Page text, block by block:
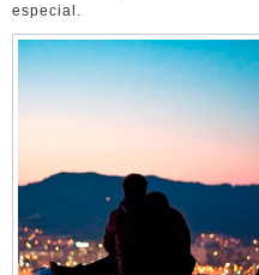
especial.